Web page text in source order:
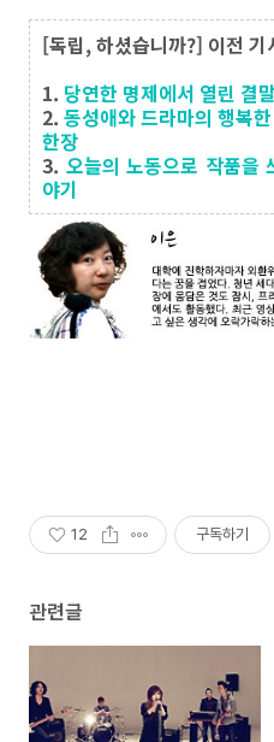
[독립, 하셨습니까?] 이전 기
1. 당연한 명제에서 열린 결
2.동성애와 드라마의 행복
한장
3. 오늘의 노동으로 작품을
야기
12 구독하기
관련글